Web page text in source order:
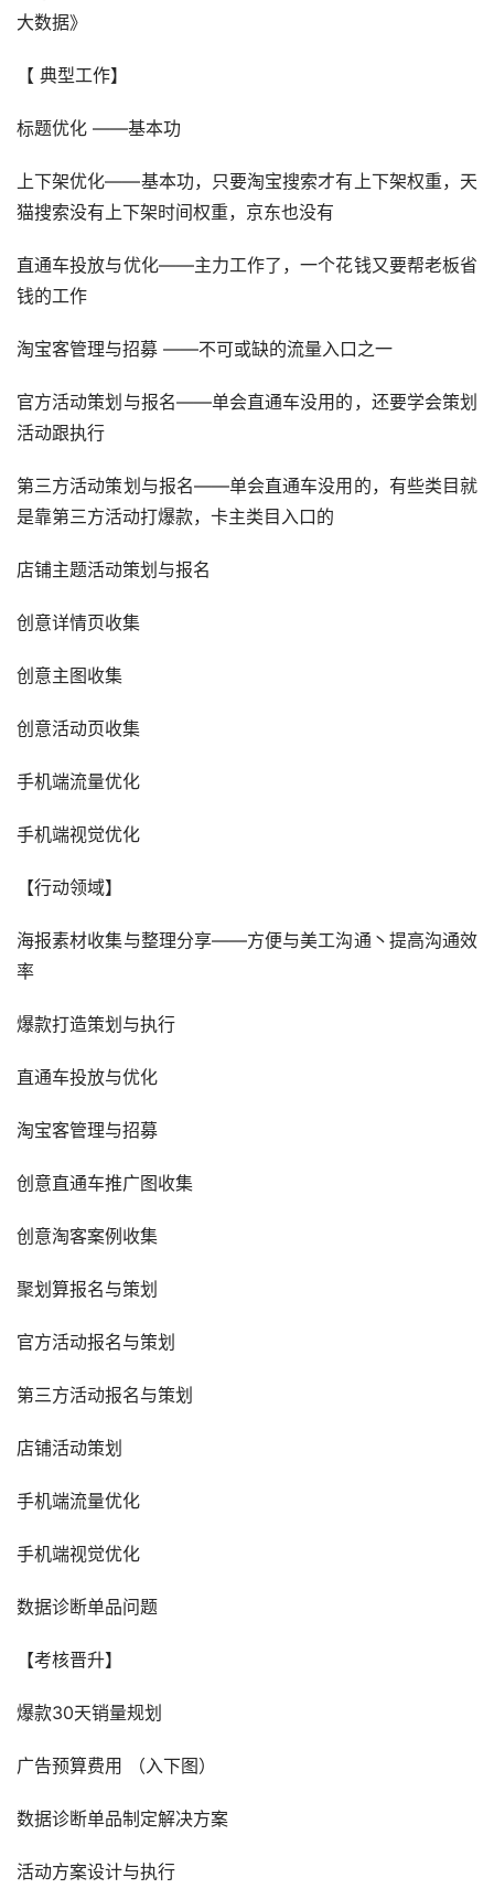
大数据》
【 典型工作】
标题优化 ——基本功
上下架优化——基本功，只要淘宝搜索才有上下架权重，天
猫搜索没有上下架时间权重，京东也没有
直通车投放与优化——主力工作了，一个花钱又要帮老板省
钱的工作
淘宝客管理与招募 ——不可或缺的流量入口之一
官方活动策划与报名——单会直通车没用的，还要学会策划
活动跟执行
第三方活动策划与报名——单会直通车没用的，有些类目就
是靠第三方活动打爆款，卡主类目入口的
店铺主题活动策划与报名
创意详情页收集
创意主图收集
创意活动页收集
手机端流量优化
手机端视觉优化
【行动领域】
海报素材收集与整理分享——方便与美工沟通丶提高沟通效
率
爆款打造策划与执行
直通车投放与优化
淘宝客管理与招募
创意直通车推广图收集
创意淘客案例收集
聚划算报名与策划
官方活动报名与策划
第三方活动报名与策划
店铺活动策划
手机端流量优化
手机端视觉优化
数据诊断单品问题
【考核晋升】
爆款30天销量规划
广告预算费用 （入下图）
数据诊断单品制定解决方案
活动方案设计与执行